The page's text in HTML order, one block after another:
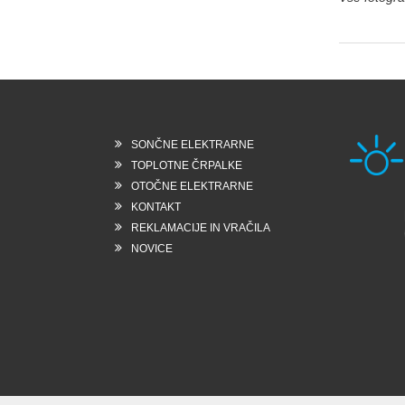
SONČNE ELEKTRARNE
TOPLOTNE ČRPALKE
OTOČNE ELEKTRARNE
KONTAKT
REKLAMACIJE IN VRAČILA
NOVICE